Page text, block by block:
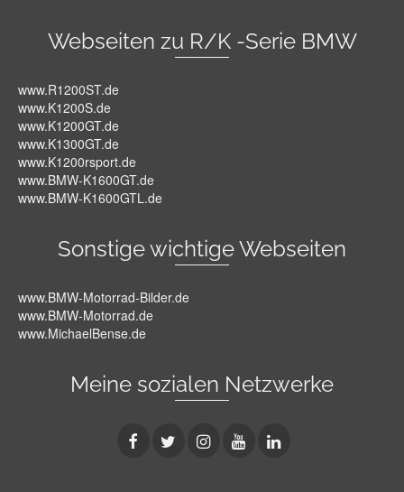
Webseiten zu R/K -Serie BMW
www.R1200ST.de
www.K1200S.de
www.K1200GT.de
www.K1300GT.de
www.K1200rsport.de
www.BMW-K1600GT.de
www.BMW-K1600GTL.de
Sonstige wichtige Webseiten
www.BMW-Motorrad-Bilder.de
www.BMW-Motorrad.de
www.MichaelBense.de
Meine sozialen Netzwerke